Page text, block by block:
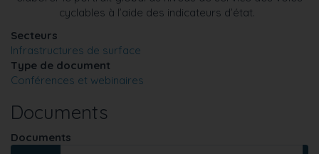
cyclables à l’aide des indicateurs d’état.
Secteurs
Infrastructures de surface
Type de document
Conférences et webinaires
Documents
Documents